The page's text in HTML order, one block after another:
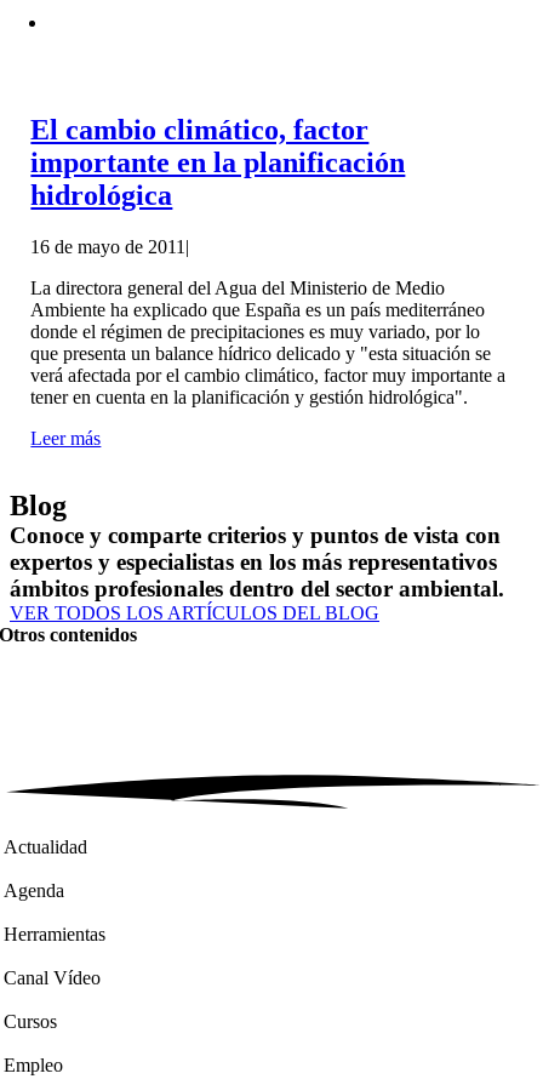
El cambio climático, factor
importante en la planificación
hidrológica
16 de mayo de 2011 |
La directora general del Agua del Ministerio de Medio
Ambiente ha explicado que España es un país mediterráneo
donde el régimen de precipitaciones es muy variado, por lo
que presenta un balance hídrico delicado y "esta situación se
verá afectada por el cambio climático, factor muy importante a
tener en cuenta en la planificación y gestión hidrológica".
Leer más
Blog
Conoce y comparte criterios y puntos de vista con
expertos y especialistas en los más representativos
ámbitos profesionales dentro del sector ambiental.
VER TODOS LOS ARTÍCULOS DEL BLOG
Otros contenidos
Actualidad
Agenda
Herramientas
Canal Vídeo
Cursos
Empleo